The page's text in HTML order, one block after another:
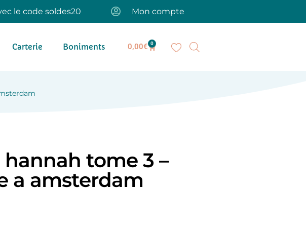
le code soldes20 Mon compte
Carterie Boniments 0,00€ 0
tome 3 –
a amsterdam